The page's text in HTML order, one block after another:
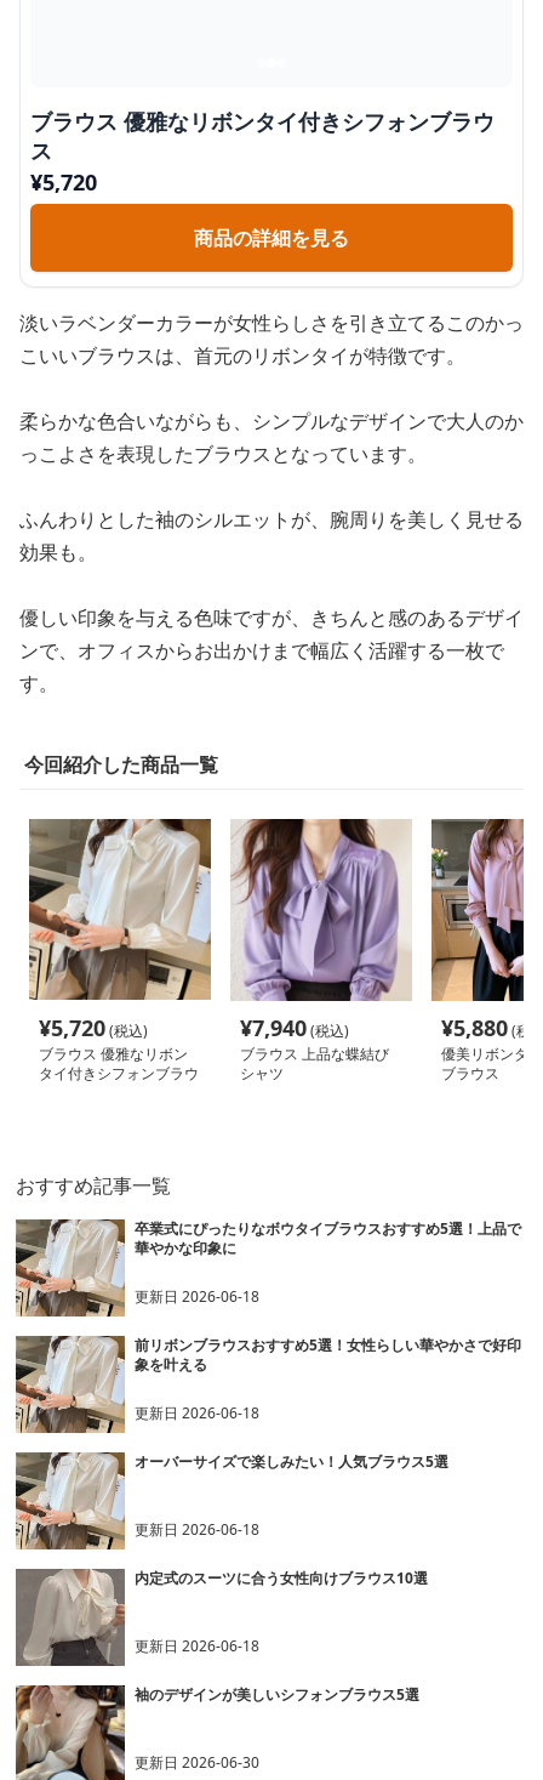
ブラウス 優雅なリボンタイ付きシフォンブラウ
ス
¥5,720
商品の詳細を見る
淡いラベンダーカラーが女性らしさを引き立てるこのかっ
こいいブラウスは、首元のリボンタイが特徴です。
柔らかな色合いながらも、シンプルなデザインで大人のか
っこよさを表現したブラウスとなっています。
ふんわりとした袖のシルエットが、腕周りを美しく見せる
効果も。
優しい印象を与える色味ですが、きちんと感のあるデザイ
ンで、オフィスからお出かけまで幅広く活躍する一枚で
す。
今回紹介した商品一覧
¥5,720(税込)
ブラウス 優雅なリボン
タイ付きシフォンブラウ
¥7,940(税込)
ブラウス 上品な蝶結び
シャツ
¥5,880(税
優美リボンタ
ブラウス
おすすめ記事一覧
卒業式にぴったりなボウタイブラウスおすすめ5選！上品で
華やかな印象に
更新日2026-06-18
前リボンブラウスおすすめ5選！女性らしい華やかさで好印
象を叶える
更新日2026-06-18
オーバーサイズで楽しみたい！人気ブラウス5選
更新日2026-06-18
内定式のスーツに合う女性向けブラウス10選
更新日2026-06-18
袖のデザインが美しいシフォンブラウス5選
更新日2026-06-30